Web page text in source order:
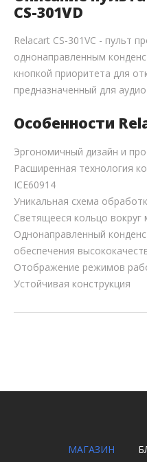
CS-301VD
Relacart CS-301VC - пульт
однонаправленным
кнопкой приоритета для
предназначенный для
Особенности
Эргономичный дизайн и
Расширенная технология
ICE60914
Уникальная схема
Светящееся кольцо
Однонаправленный
обеспечения
Отображение режимов
Устойчивая конструкция
МАГАЗИН